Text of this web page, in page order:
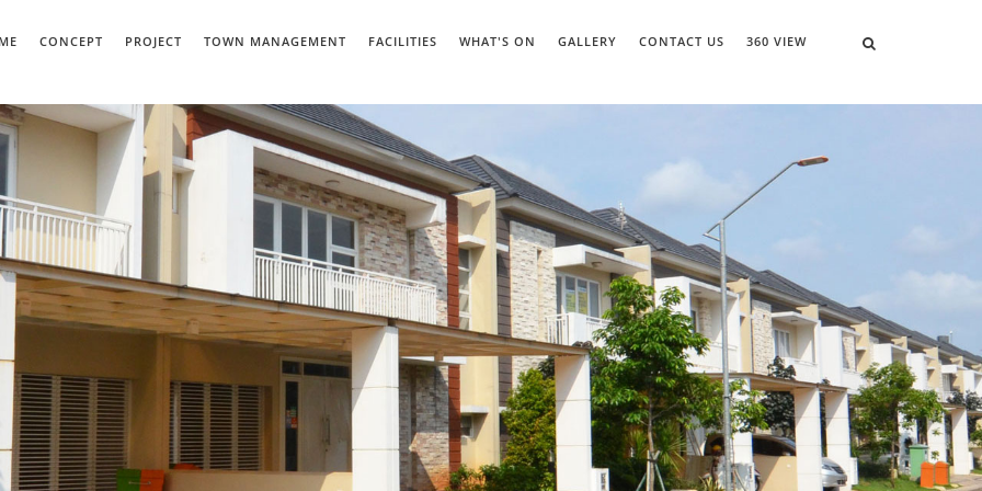
CONCEPT PROJECT TOWN MANAGEMENT FACILITIES WHAT'S ON GALLERY CONTACT US 360 VIEW